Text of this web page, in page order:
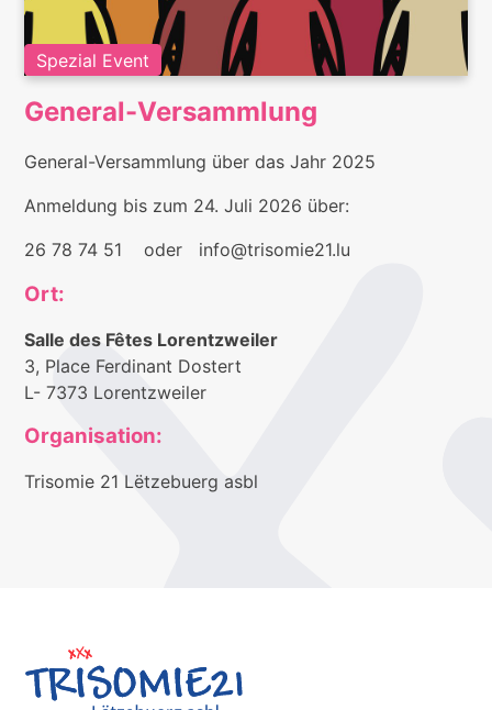
Spezial Event
General-Versammlung
General-Versammlung über das Jahr 2025
Anmeldung bis zum 24. Juli 2026 über:
26 78 74 51 oder info@trisomie21.lu
Ort:
Salle des Fêtes Lorentzweiler
3, Place Ferdinant Dostert
L- 7373 Lorentzweiler
Organisation:
Trisomie 21 Lëtzebuerg asbl